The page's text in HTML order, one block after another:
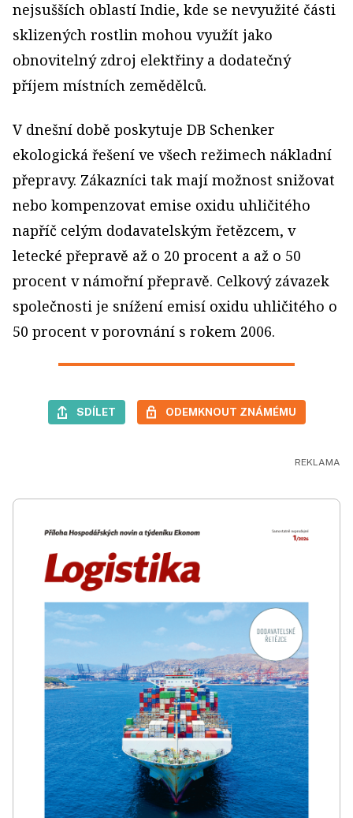
nejsušších oblastí Indie, kde se nevyužité části
sklizených rostlin mohou využít jako
obnovitelný zdroj elektřiny a dodatečný
příjem místních zemědělců.
V dnešní době poskytuje DB Schenker
ekologická řešení ve všech režimech nákladní
přepravy. Zákazníci tak mají možnost snižovat
nebo kompenzovat emise oxidu uhličitého
napříč celým dodavatelským řetězcem, v
letecké přepravě až o 20 procent a až o 50
procent v námořní přepravě. Celkový závazek
společnosti je snížení emisí oxidu uhličitého o
50 procent v porovnání s rokem 2006.
SDÍLET ODEMKNOUT ZNÁMÉMU